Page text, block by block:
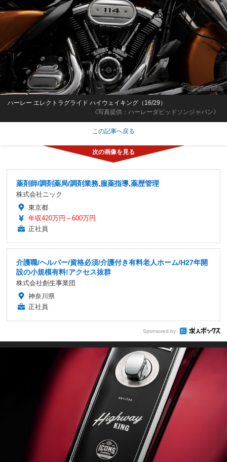
《写真提供：ハーレーダビッドソンジャパン》
ハーレー エレクトラグライド ハイウェイキング（16/29）
この記事へ戻る
薬剤師/調剤薬局/調剤業務,服薬指導,薬歴管理
株式会社ニック
東京都
年収420万円～600万円
正社員
介護職/ヘルパー/資格必須/介護付き有料老人ホーム/H27年開
設の小規模有料!アクセス抜群
株式会社創生事業団
神奈川県
正社員
Sponsored by